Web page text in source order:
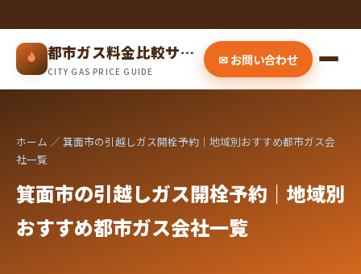
都市ガス料金比較サイト
CITY GAS PRICE GUIDE
✉ お問い合わせ
ホーム ／ 箕面市の引越しガス開栓予約｜地域別おすすめ都市ガス会
社一覧
箕面市の引越しガス開栓予約｜地域別
おすすめ都市ガス会社一覧